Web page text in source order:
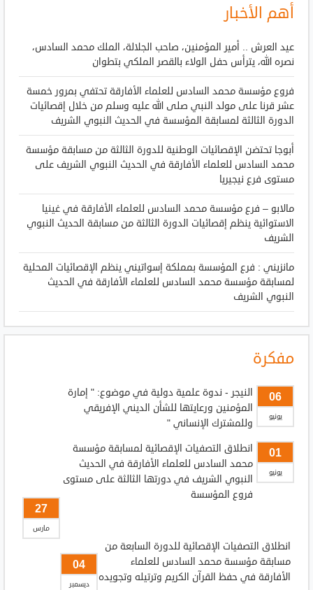
أهم الأخبار
عيد العرش .. أمير المؤمنين، صاحب الجلالة، الملك محمد السادس،
نصره الله، يترأس حفل الولاء بالقصر الملكي بتطوان
فروع مؤسسة محمد السادس للعلماء الأفارقة تحتفي بمرور خمسة
عشر قرنا على مولد النبي صلى الله عليه وسلم من خلال إقصائيات
الدورة الثالثة لمسابقة المؤسسة في الحديث النبوي الشريف
أبوجا تحتضن الإقصائيات الوطنية للدورة الثالثة من مسابقة مؤسسة
محمد السادس للعلماء الأفارقة في الحديث النبوي الشريف على
مستوى فرع نيجيريا
مالابو – فرع مؤسسة محمد السادس للعلماء الأفارقة في غينيا
الاستوائية ينظم إقصائيات الدورة الثالثة من مسابقة الحديث النبوي
الشريف
مانزيني : فرع المؤسسة بمملكة إسواتيني ينظم الإقصائيات المحلية
لمسابقة مؤسسة محمد السادس للعلماء الأفارقة في الحديث
النبوي الشريف
مفكرة
06
يونيو
النيجر - ندوة علمية دولية في موضوع: " إمارة
المؤمنين ورعايتها للشأن الديني الإفريقي
وللمشترك الإنساني "
01
يونيو
انطلاق التصفيات الإقصائية لمسابقة مؤسسة
محمد السادس للعلماء الأفارقة في الحديث
النبوي الشريف في دورتها الثالثة على مستوى
فروع المؤسسة
27
مارس
انطلاق التصفيات الإقصائية للدورة السابعة من
مسابقة مؤسسة محمد السادس للعلماء
الأفارقة في حفظ القرآن الكريم وترتيله وتجويده
04
ديسمبر